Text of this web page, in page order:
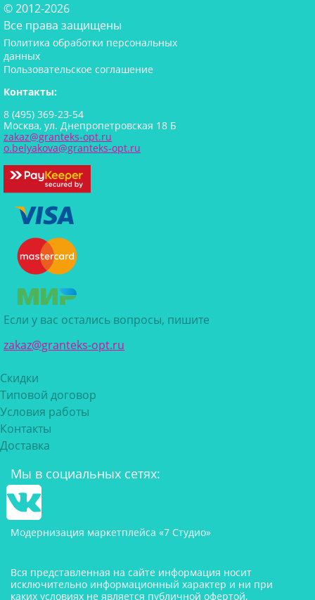
© 2012-2026
Все права защищены
Политика обработки персональных
данных
Пользовательское соглашение
Контакты:
8 (495) 369-23-54
Москва, ул. Днепропетровская 18 Б
zakaz@granteks-opt.ru
o.belyakova@granteks-opt.ru
Если у вас остались вопросы, пишите
zakaz@granteks-opt.ru
Скидки
Типовой договор
Условия работы
Контакты
Доставка
Мы в социальных сетях:
Модернизация маркетплейса «7 Студио»
Вся представленная на сайте информация носит
исключительно информационный характер и ни при
каких условиях не является публичной офертой,